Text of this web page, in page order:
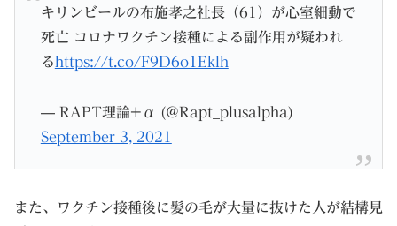
キリンビールの布施孝之社長（61）が心室細動で
死亡 コロナワクチン接種による副作用が疑われ
る https://t.co/F9D6o1Eklh
— RAPT理論+α (@Rapt_plusalpha)
September 3, 2021
また、ワクチン接種後に髪の毛が大量に抜けた人が結構見